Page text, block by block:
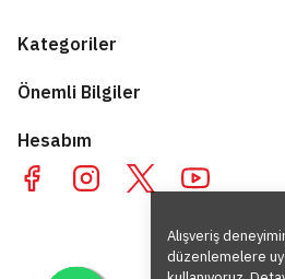
Alışveriş
düzenlemelere
Kategoriler
Önemli Bilgiler
Hesabım